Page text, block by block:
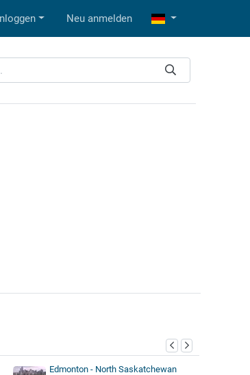
Neu anmelden
Edmonton - North Saskatchewan